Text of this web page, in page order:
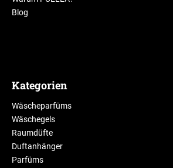
Blog
Kategorien
Wäscheparfüms
Wäschegels
Raumdüfte
Duftanhänger
Parfüms